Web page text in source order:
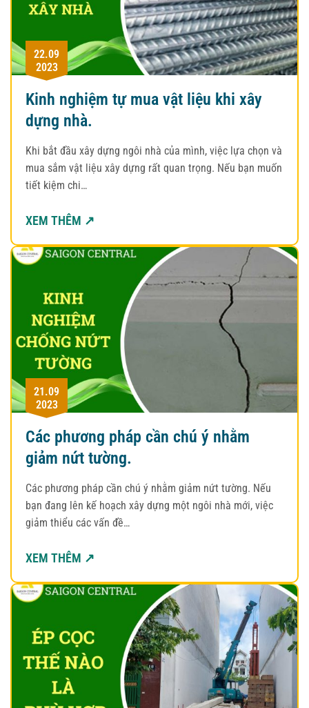
22.09
2023
Kinh nghiệm tự mua vật liệu khi xây
dựng nhà.
Khi bắt đầu xây dựng ngôi nhà của mình, việc lựa chọn và
mua sắm vật liệu xây dựng rất quan trọng. Nếu bạn muốn
tiết kiệm chi…
XEM THÊM ↗
21.09
2023
Các phương pháp cần chú ý nhằm
giảm nứt tường.
Các phương pháp cần chú ý nhằm giảm nứt tường. Nếu
bạn đang lên kế hoạch xây dựng một ngôi nhà mới, việc
giảm thiểu các vấn đề…
XEM THÊM ↗